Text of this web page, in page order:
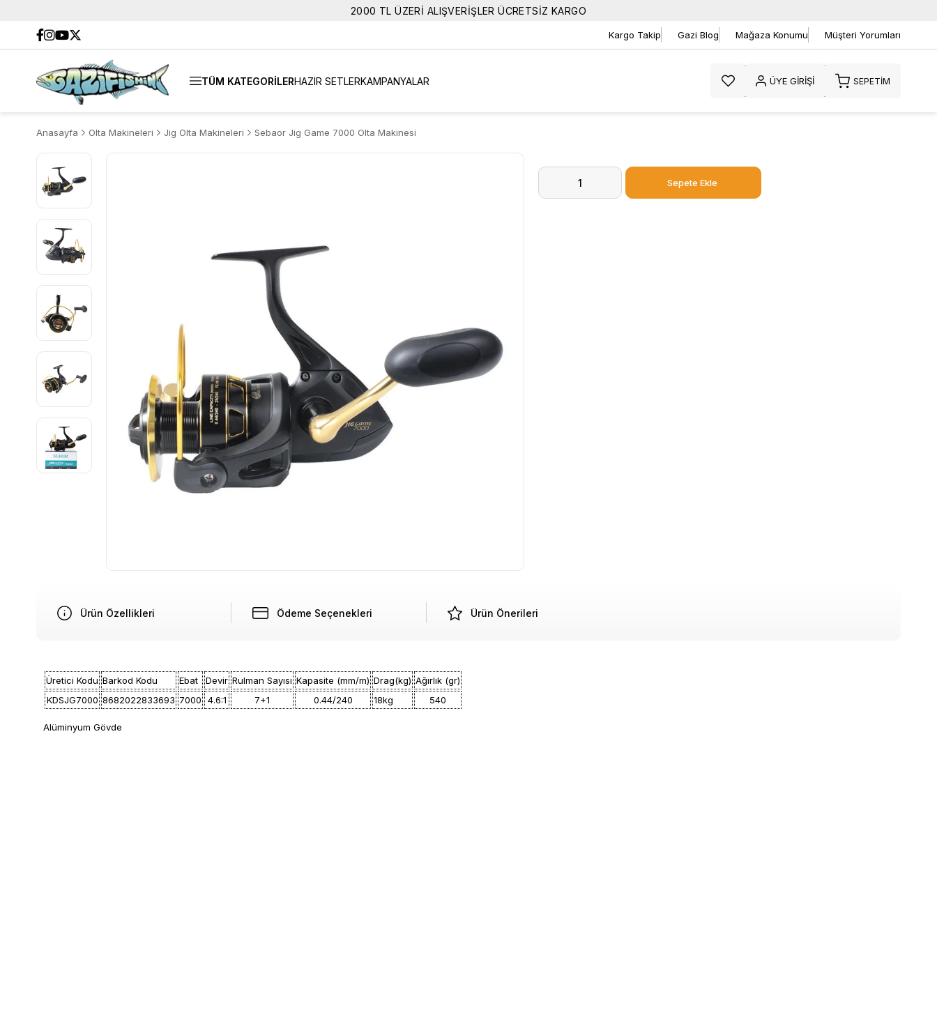
2000 TL ÜZERİ ALIŞVERİŞLER ÜCRETSİZ KARGO
Kargo Takip Gazi Blog Mağaza Konumu Müşteri Yorumları
TÜM KATEGORİLERHAZIR SETLERKAMPANYALAR ÜYE GIRIŞI SEPETIM
Anasayfa Olta Makineleri Jig Olta Makineleri Sebaor Jig Game 7000 Olta Makinesi
Ürün Özellikleri Ödeme Seçenekleri Ürün Önerileri
Üretici Kodu Barkod Kodu Ebat Devir Rulman Sayısı Kapasite (mm/m) Drag(kg) Ağırlık (gr)
KDSJG7000 8682022833693 7000 4.6:1 7+1 0.44/240 18kg 540
Alüminyum Gövde